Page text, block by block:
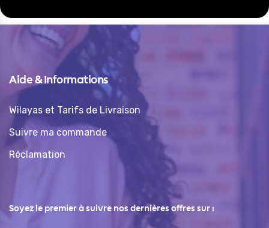
Aide & Informations
Wilayas et Tarifs de Livraison
Suivre ma commande
Réclamation
Soyez le premier à suivre nos dernières offres sur :